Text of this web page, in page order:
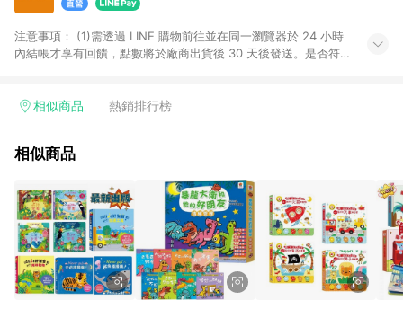
注意事項：​ (1)需透過 LINE 購物前往並在同一瀏覽器於 24 小時
內結帳才享有回饋，點數將於廠商出貨後 30 天後發送。​是否符
黃金鑽飾/精品相關/3C數位(含周邊)/家電視聽/運動戶外/母嬰用
饋%」，將於訂單成立後由「LINE購物通知」之官方帳號訊息通
依LINE購物網站訂單成立通知為準。​​ (5)LINE購物設有「單一商
品最高回饋點數」機制 (部分時段開放「回饋無上限」)，以同一
訂單中同一商品不論件數計算，請依訂單成立當下LINE購物的回
饋機制為準。
相似商品 熱銷排行榜
相似商品